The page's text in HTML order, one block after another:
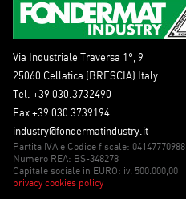
Via Industriale Traversa 1°, 9
25060 Cellatica (BRESCIA) Italy
Tel. +39 030.3732490
Fax +39 030 3739194
industry@fondermatindustry.it
Partita IVA e Codice fiscale: 04147770988
Numero REA: BS-348278
Capitale sociale in EURO: iv. 500.000,00
privacy cookies policy